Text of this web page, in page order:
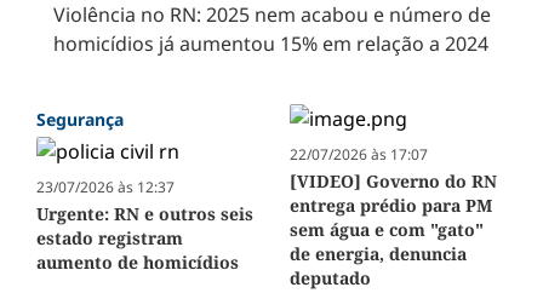
Violência no RN: 2025 nem acabou e número de
homicídios já aumentou 15% em relação a 2024
Segurança
23/07/2026 às 12:37
Urgente: RN e outros seis
estado registram
aumento de homicídios
22/07/2026 às 17:07
[VIDEO] Governo do RN
entrega prédio para PM
sem água e com "gato"
de energia, denuncia
deputado